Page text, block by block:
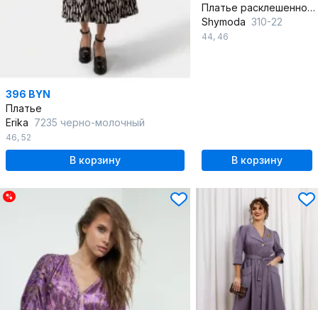
396 BYN
Платье
Erika 7235 черно-молочный
46, 52
В корзину
Платье расклешенное из шифона с воланом и поясом
Shymoda 310-22
44, 46
В корзину
%